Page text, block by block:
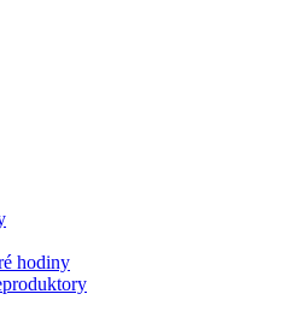
hodiny